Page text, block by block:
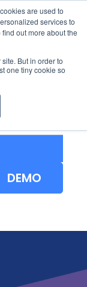
are used to
services to
out more about the
But in order to
one tiny cookie so
submenu for
DEMO